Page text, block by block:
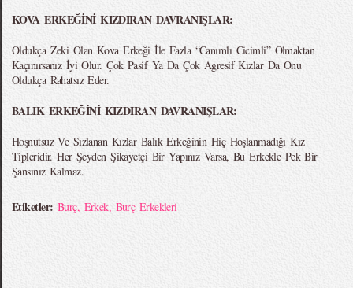
KOVA ERKEĞİNİ KIZDIRAN DAVRANIŞLAR:
Oldukça Zeki Olan Kova Erkeği İle Fazla “Canımlı Cicimli” Olmaktan
Kaçınırsanız İyi Olur. Çok Pasif Ya Da Çok Agresif Kızlar Da Onu
Oldukça Rahatsız Eder.
BALIK ERKEĞİNİ KIZDIRAN DAVRANIŞLAR:
Hoşnutsuz Ve Sızlanan Kızlar Balık Erkeğinin Hiç Hoşlanmadığı Kız
Tipleridir. Her Şeyden Şikayetçi Bir Yapınız Varsa, Bu Erkekle Pek Bir
Şansınız Kalmaz.
Etiketler: Burç, Erkek, Burç Erkekleri